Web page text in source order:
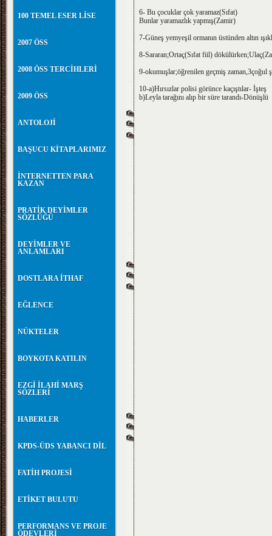
100 TEMEL ESER LİSE
2007 ÖSS
2008 ÖSS TERCİHLERİ
2009 ÖSS
ANTOLOJİ
BAŞUCU KİTAPLARIMIZ
İNTERNETTEN PARA
KAZAN
PRATİK DEYİMLER
SÖZLÜĞÜ
DEYİMLER VE
ANLAMLARI
DOSTLARA İTHAF
EĞLENCE
NÜKTELER
BOYKOTA KATILIN
EZGİ İLAHİ MARŞ
SÖZLERİ
HABERLER
KPDS-ÜDS YABANCI DİL
FATİH PROJESİ
ETİKET BULUTU
PERFORMANS VE PROJE
ÖDEVLERİ
6- Bu çocuklar çok yaramaz(Sıfat)
Bunlar yaramazlık yapmış(Zamir)
7-Güneş yemyeşil ormanın üstünden altın
8-Sararan;Ortaç(Sıfat fiil)
9-okumuşlar;öğrenilen geçmiş zaman,3çoğul
10-a)Hırsızlar polisi görünce kaçıştılar- İşteş
b)Leyla tarağını alıp bir süre tarandı-Dönüşlü